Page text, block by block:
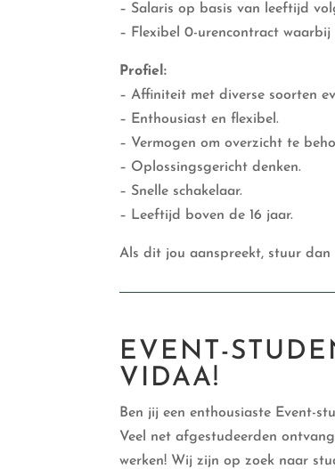
– Salaris op basis van leeftijd
– Flexibel 0-urencontract
Profiel:
– Affiniteit met diverse soorten
– Enthousiast en flexibel.
– Vermogen om overzicht te
– Oplossingsgericht denken.
– Snelle schakelaar.
– Leeftijd boven de 16 jaar.
Als dit jou aanspreekt, stuur dan
EVENT-
VIDAA!
Ben jij een enthousiaste Event-
Veel net afgestudeerden
werken! Wij zijn op zoek naar